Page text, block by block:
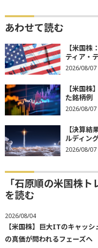
あわせて読む
【米国
ティア・
2026/08/07
【米国
た銘柄例
2026/08/07
【決算
ルディン
2026/08/07
「石原順の米国株
を読む
2026/08/04
【米国株】巨大ITのキャッ
の真価が問われるフェーズへ